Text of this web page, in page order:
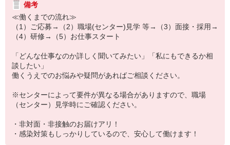
備考
≪働くまでの流れ≫
（1）ご応募→（2）職場(センター)見学 等→（3）面接・採用→
（4）研修→（5）お仕事スタート
「どんな仕事なのか詳しく聞いてみたい」「私にもできるか相
談したい」
働くうえでのお悩みや疑問があればご相談ください。
※センターによって要件が異なる場合がありますので、職場
（センター）見学時にご確認ください。
・非対面・非接触のお届けアリ！
・感染対策もしっかりしているので、安心して働けます！